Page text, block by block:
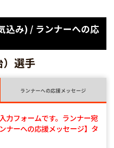
込み) / ランナーへの応
選手
ランナーへの応援メッセージ
力フォームです。ランナー宛
ナーへの応援メッセージ】タ